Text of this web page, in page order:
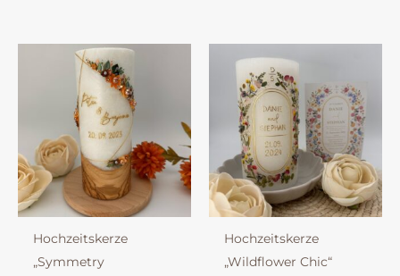
Hochzeitskerze
„Symmetry
Hochzeitskerze
„Wildflower Chic“